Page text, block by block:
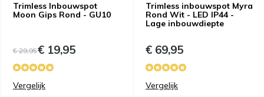
Trimless Inbouwspot
Moon Gips Rond - GU10
€ 29,95€ 19,95
Vergelijk
Trimless inbouwspot Myra
Rond Wit - LED IP44 -
Lage inbouwdiepte
€ 69,95
Vergelijk